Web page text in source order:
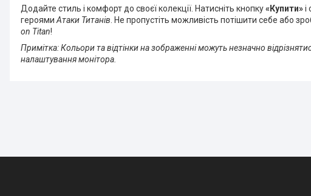
Додайте стиль і комфорт до своєї колекції. Натисніть кнопку«Купити»і
героямиАтаки Титанів. Не пропустіть можливість потішити себе або
on Titan!
Примітка: Кольори та відтінки на зображенні можуть незначно
налаштування монітора.